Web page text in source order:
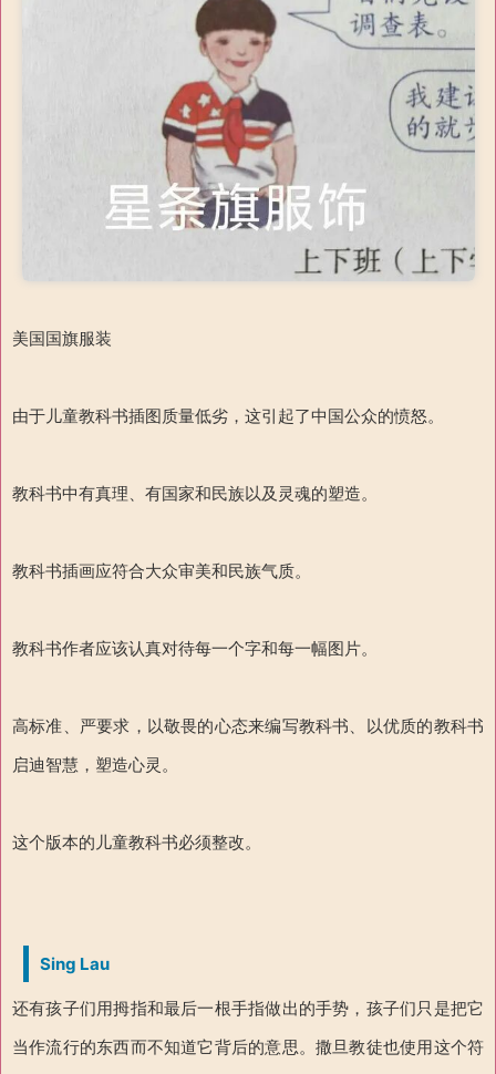
美国国旗服装
由于儿童教科书插图质量低劣，这引起了中国公众的愤怒。
教科书中有真理、有国家和民族以及灵魂的塑造。
教科书插画应符合大众审美和民族气质。
教科书作者应该认真对待每一个字和每一幅图片。
高标准、严要求，以敬畏的心态来编写教科书、以优质的教科书
启迪智慧，塑造心灵。
这个版本的儿童教科书必须整改。
Sing Lau
还有孩子们用拇指和最后一根手指做出的手势，孩子们只是把它
当作流行的东西而不知道它背后的意思。撒旦教徒也使用这个符